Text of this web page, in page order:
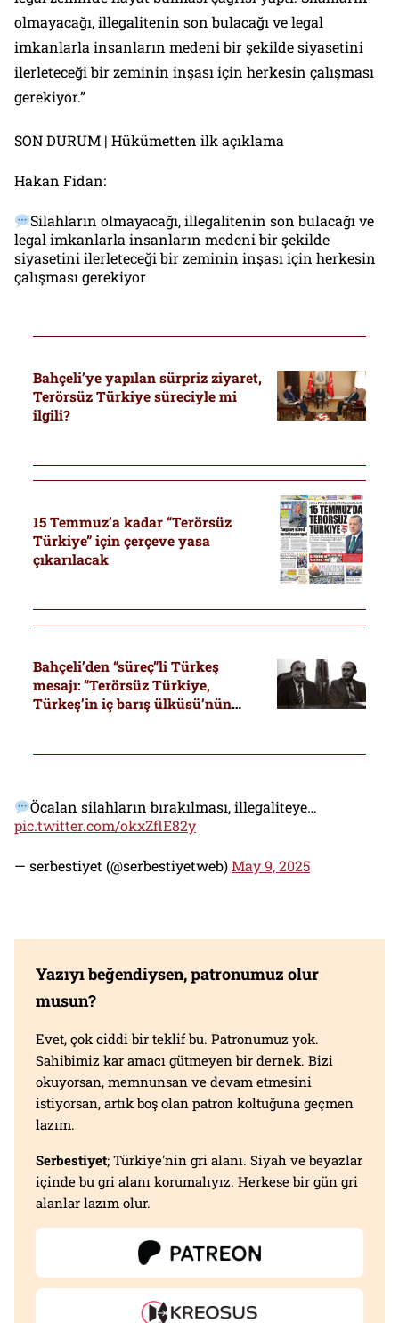
olmayacağı, illegalitenin son bulacağı ve legal
imkanlarla insanların medeni bir şekilde siyasetini
ilerleteceği bir zeminin inşası için herkesin çalışması
gerekiyor.”
SON DURUM | Hükümetten ilk açıklama
Hakan Fidan:
Silahların olmayacağı, illegalitenin son bulacağı ve
legal imkanlarla insanların medeni bir şekilde
siyasetini ilerleteceği bir zeminin inşası için herkesin
çalışması gerekiyor
Bahçeli’ye yapılan sürpriz ziyaret,
Terörsüz Türkiye süreciyle mi
ilgili?
15 Temmuz’a kadar “Terörsüz
Türkiye” için çerçeve yasa
çıkarılacak
Bahçeli’den “süreç”li Türkeş
mesajı: “Terörsüz Türkiye,
Türkeş’in iç barış ülküsü’nün
Öcalan silahların bırakılması, illegaliteye…
pic.twitter.com/okxZflE82y
— serbestiyet (@serbestiyetweb)May 9, 2025
Yazıyı beğendiysen, patronumuz olur
musun?
Evet, çok ciddi bir teklif bu. Patronumuz yok.
Sahibimiz kar amacı gütmeyen bir dernek. Bizi
okuyorsan, memnunsan ve devam etmesini
istiyorsan, artık boş olan patron koltuğuna geçmen
lazım.
Serbestiyet; Türkiye'nin gri alanı. Siyah ve beyazlar
içinde bu gri alanı korumalıyız. Herkese bir gün gri
alanlar lazım olur.